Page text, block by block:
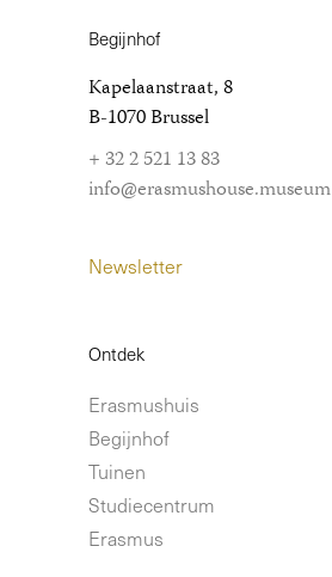
Begijnhof
Kapelaanstraat, 8
B-1070 Brussel
+ 32 2 521 13 83
info@erasmushouse.museum
Newsletter
Ontdek
Erasmushuis
Begijnhof
Tuinen
Studiecentrum
Erasmus